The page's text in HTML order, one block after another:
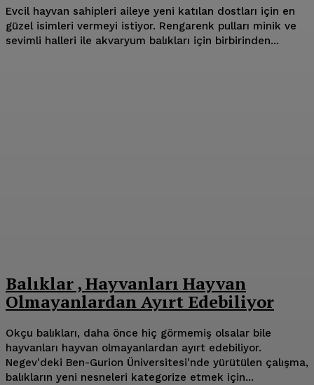
Evcil hayvan sahipleri aileye yeni katılan dostları için en
güzel isimleri vermeyi istiyor. Rengarenk pulları minik ve
sevimli halleri ile akvaryum balıkları için birbirinden...
Balıklar , Hayvanları Hayvan
Olmayanlardan Ayırt Edebiliyor
Okçu balıkları, daha önce hiç görmemiş olsalar bile
hayvanları hayvan olmayanlardan ayırt edebiliyor.
Negev'deki Ben-Gurion Üniversitesi'nde yürütülen çalışma,
balıkların yeni nesneleri kategorize etmek için...